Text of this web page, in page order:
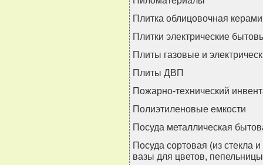
Плитка облицовочная
Плитки электрические
Плиты газовые и
Плиты ДВП
Пожарно-технический
Полиэтиленовые емкости
Посуда металлическая
Посуда сортовая (из стекла
вазы для цветов,